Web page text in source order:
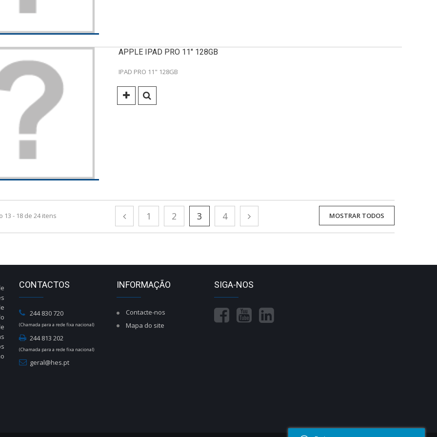
APPLE IPAD PRO 11" 128GB
IPAD PRO 11" 128GB
MOSTRAR TODOS
1 2 3 4
13 - 18 de 24 itens
CONTACTOS
244 830 720
(Chamada para a rede fixa nacional)
244 813 202
(Chamada para a rede fixa nacional)
geral@hes.pt
INFORMAÇÃO
Contacte-nos
Mapa do site
SIGA-NOS